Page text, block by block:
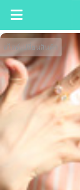
สไลด์เปลี่ยนสินค้า